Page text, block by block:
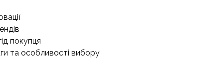
покупця
та особливості вибору